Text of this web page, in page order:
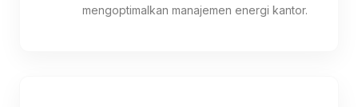
mengoptimalkan manajemen energi kantor.